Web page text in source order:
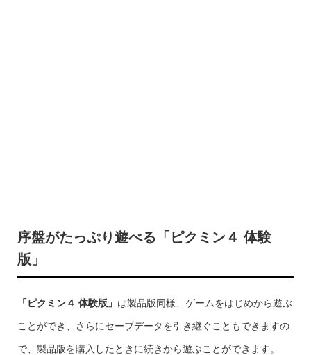
序盤がたっぷり遊べる「ピクミン４ 体験
版」
「ピクミン４ 体験版」 は製品版同様、ゲームをはじめから遊ぶ
ことができ、さらにセーブデータを引き継ぐこともできますの
で、製品版を購入したときに続きから遊ぶことができます。